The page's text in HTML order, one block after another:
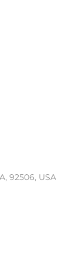
92506, USA